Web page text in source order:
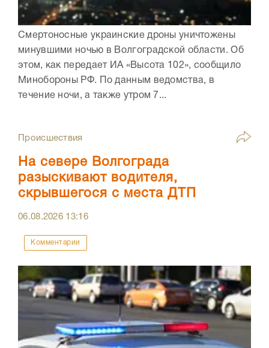
Смертоносные украинские дроны уничтожены
минувшими ночью в Волгоградской области. Об
этом, как передает ИА «Высота 102», сообщило
Минобороны РФ. По данным ведомства, в
течение ночи, а также утром 7...
Происшествия
На севере Волгограда
разыскивают водителя,
скрывшегося с места ДТП
06.08.2026 13:16
Комментарии